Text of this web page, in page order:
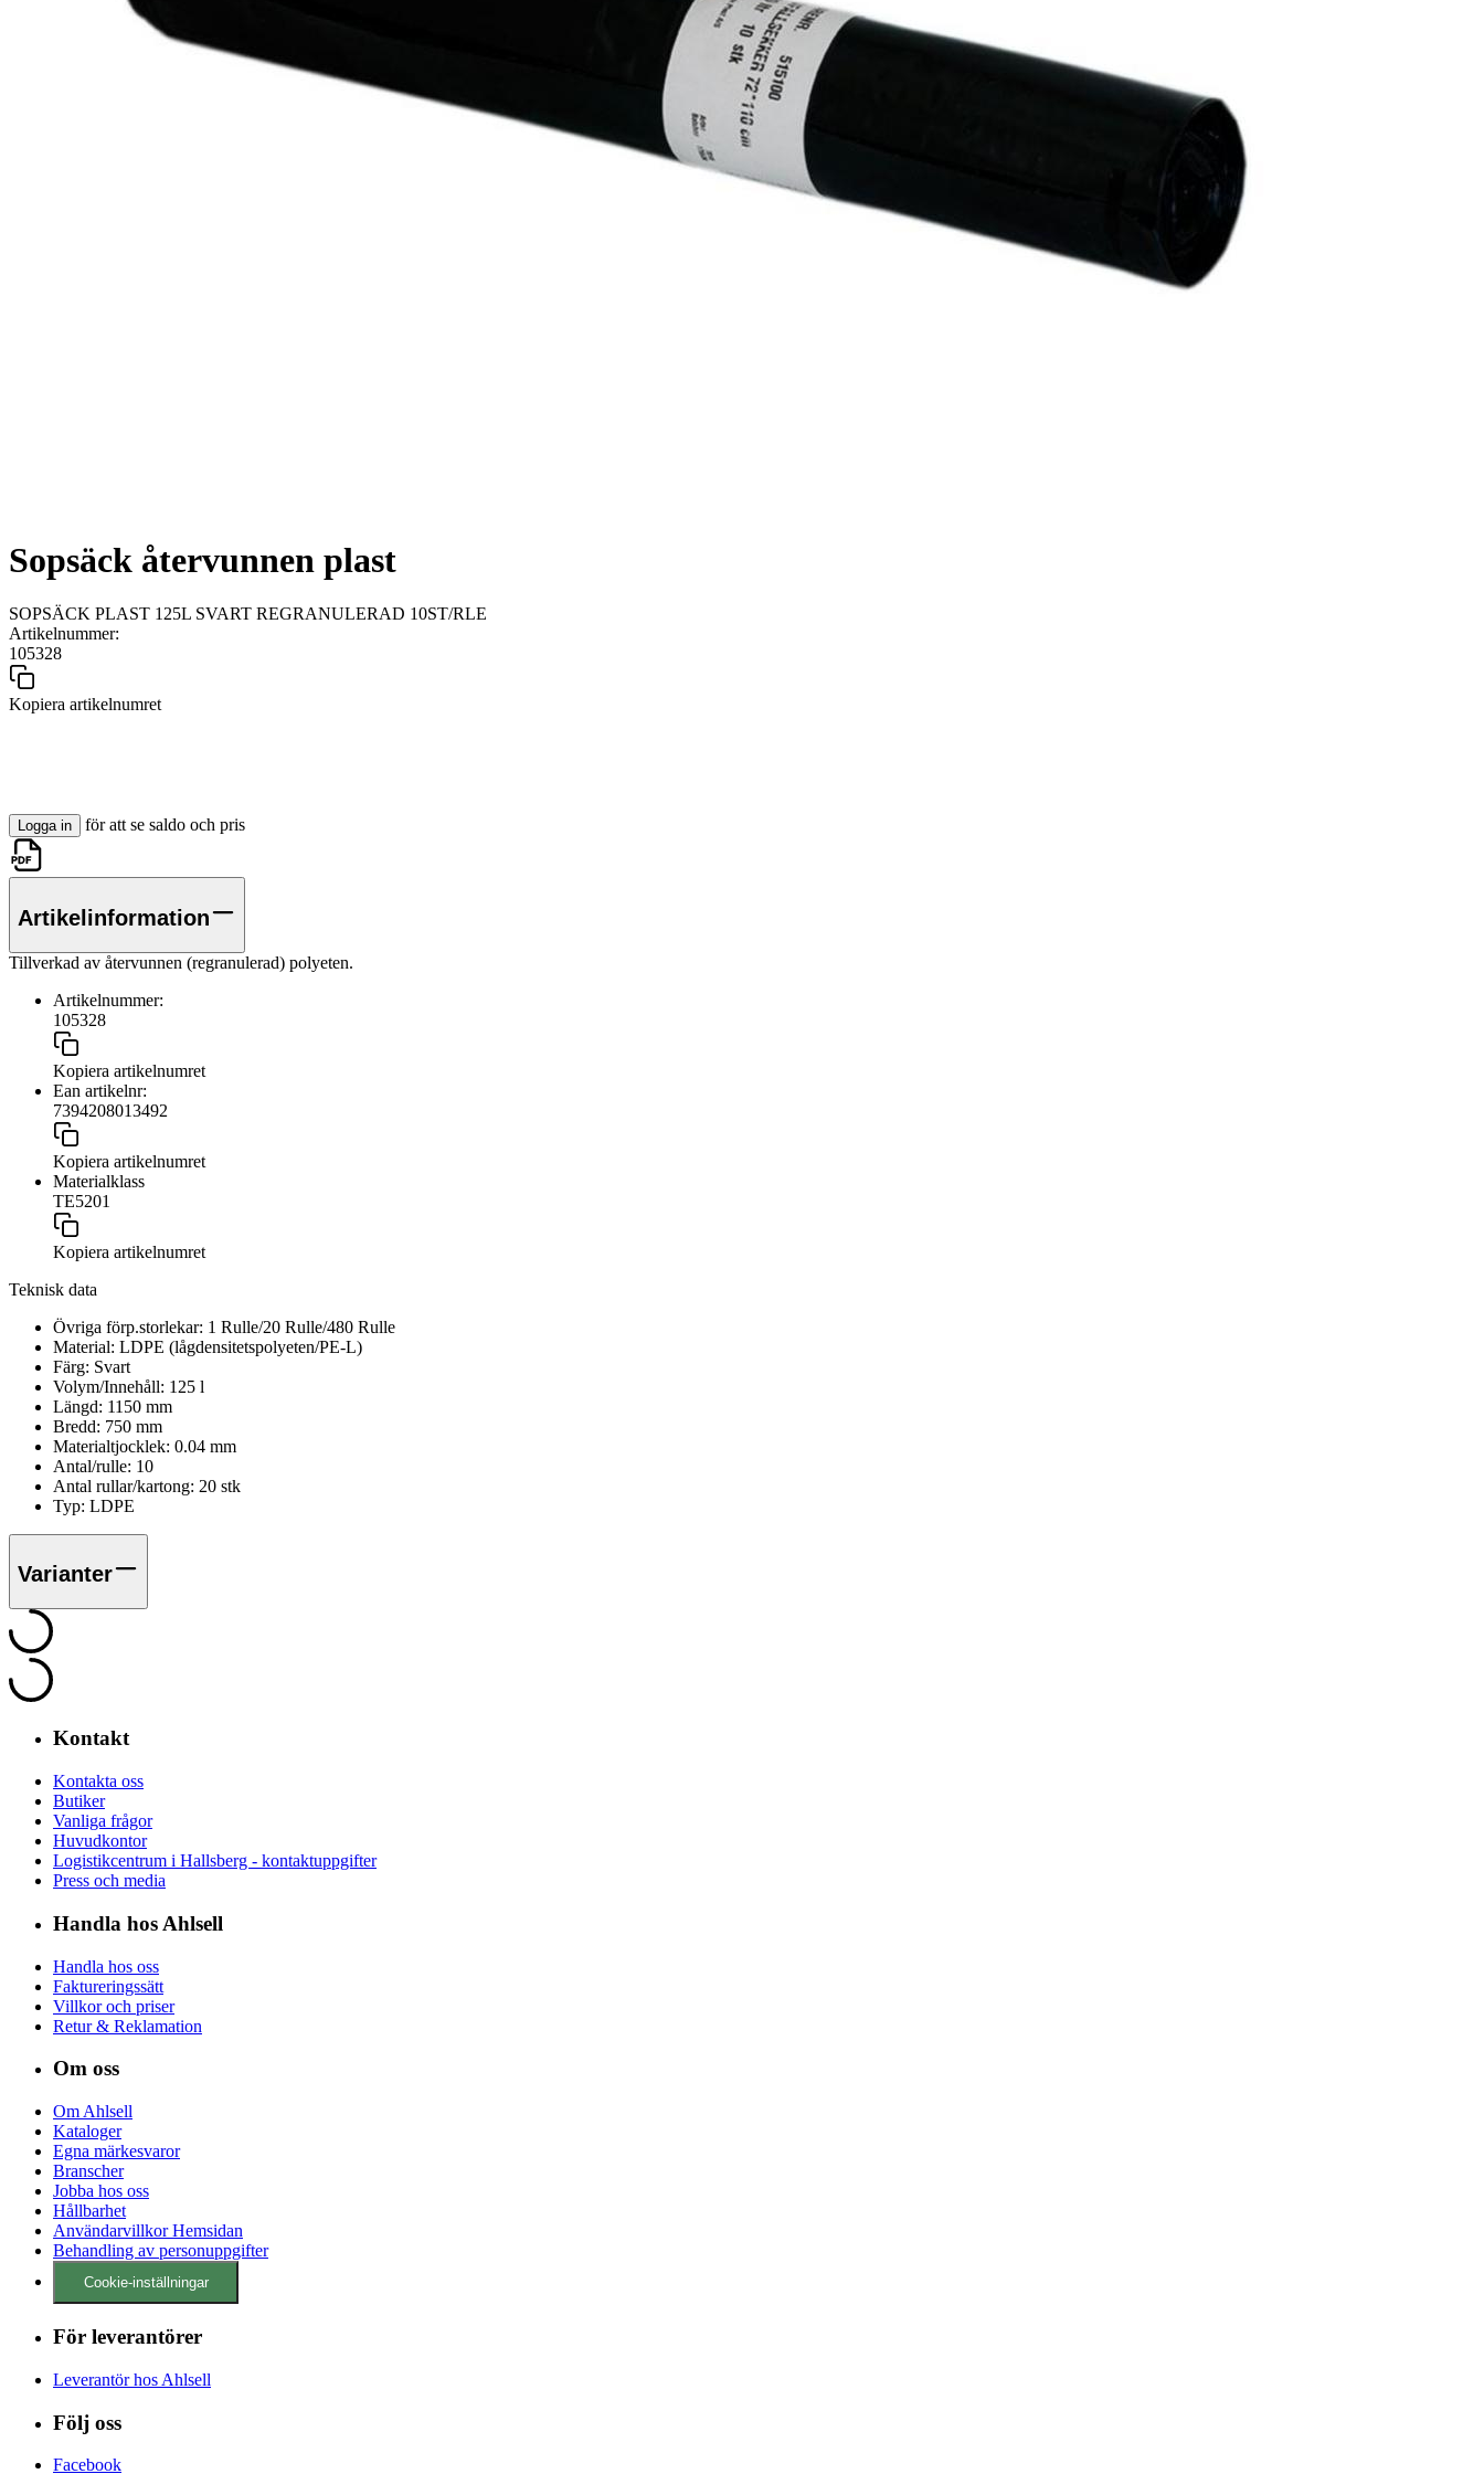
Sopsäck återvunnen plast
SOPSÄCK PLAST 125L SVART REGRANULERAD 10ST/RLE
Artikelnummer:
105328
Kopiera artikelnumret
Logga in för att se saldo och pris
Artikelinformation
Tillverkad av återvunnen (regranulerad) polyeten.
Artikelnummer:
105328
Kopiera artikelnumret
Ean artikelnr:
7394208013492
Kopiera artikelnumret
Materialklass
TE5201
Kopiera artikelnumret
Teknisk data
Övriga förp.storlekar: 1 Rulle/20 Rulle/480 Rulle
Material: LDPE (lågdensitetspolyeten/PE-L)
Färg: Svart
Volym/Innehåll: 125 l
Längd: 1150 mm
Bredd: 750 mm
Materialtjocklek: 0.04 mm
Antal/rulle: 10
Antal rullar/kartong: 20 stk
Typ: LDPE
Varianter
Kontakt
Kontakta oss
Butiker
Vanliga frågor
Huvudkontor
Logistikcentrum i Hallsberg - kontaktuppgifter
Press och media
Handla hos Ahlsell
Handla hos oss
Faktureringssätt
Villkor och priser
Retur & Reklamation
Om oss
Om Ahlsell
Kataloger
Egna märkesvaror
Branscher
Jobba hos oss
Hållbarhet
Användarvillkor Hemsidan
Behandling av personuppgifter
Cookie-inställningar
För leverantörer
Leverantör hos Ahlsell
Följ oss
Facebook